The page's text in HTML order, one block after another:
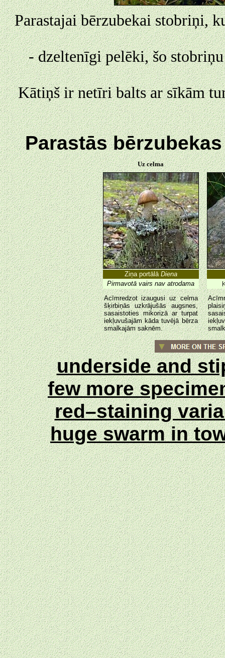
Parastajai bērzubekai stobriņi,
- dzeltenīgi pelēki, šo
Kātiņš ir netīri balts ar sīkām
Parastās
Uz celma
Ziņa portālā Diena
Pirmavotā vairs nav atrodama
Acīmredzot izaugusi uz celma
šķirbiņās uzkrājušās augsnes,
sasaistoties mikorizā ar turpat
iekļuvušajām kāda tuvējā bērza
smalkajām saknēm.
underside and
few more
red–staining
huge swarm in